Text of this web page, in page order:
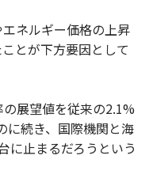
ネルギー価格の上昇
とが下方要因として
展望値を従来の2.1%
に続き、国際機関と海
に止まるだろうという